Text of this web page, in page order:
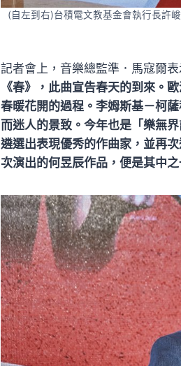
(自左到右)台積電文教基金會執行長許
記者會上，音樂總監準．馬寇爾表
《春》，此曲宣告春天的到來。
春暖花開的過程。李姆斯基－柯
而迷人的景致。今年也是「樂無
遴選出表現優秀的作曲家，並再
次演出的何昱辰作品，便是其中之